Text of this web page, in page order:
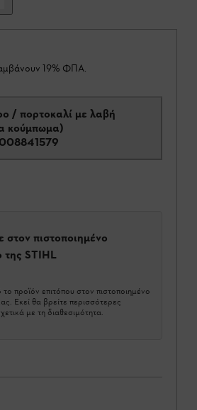
19% ΦΠΑ.
/ πορτοκαλί με λαβή
κούμπωμα)
στον πιστοποιημένο
της STIHL
προϊόν επιτόπου στον πιστοποιημένο
Εκεί θα βρείτε περισσότερες
με τη διαθεσιμότητα.